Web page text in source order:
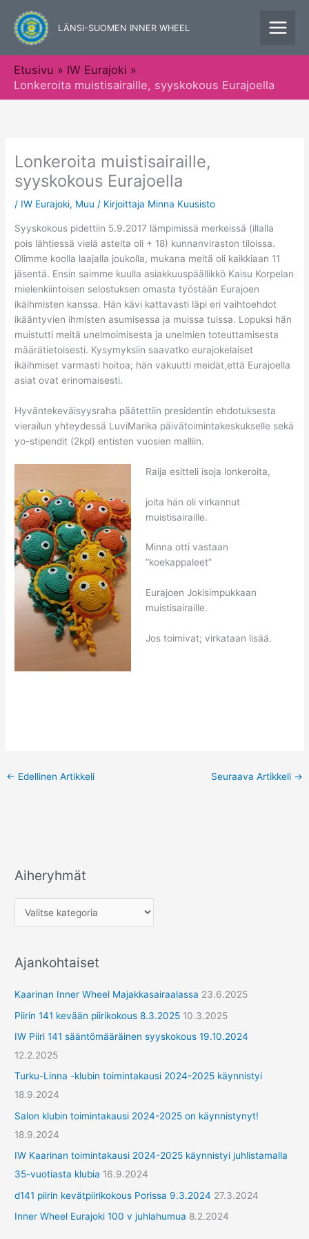
sisältöön
LÄNSI-SUOMEN INNER WHEEL
Etusivu
IW Eurajoki
Lonkeroita muistisairaille, syyskokous Eurajoella
Lonkeroita muistisairaille,
syyskokous Eurajoella
/ IW Eurajoki, Muu / Kirjoittaja Minna Kuusisto
Syyskokous pidettiin 5.9.2017 lämpimissä merkeissä (illalla
pois lähtiessä vielä asteita oli + 18) kunnanviraston tiloissa.
Olimme koolla laajalla joukolla, mukana meitä oli kaikkiaan 11
jäsentä. Ensin saimme kuulla asiakkuuspäällikkö Kaisu Korpelan
mielenkiintoisen selostuksen omasta työstään Eurajoen
ikäihmisten kanssa. Hän kävi kattavasti läpi eri vaihtoehdot
ikääntyvien ihmisten asumisessa ja muissa tuissa. Lopuksi hän
muistutti meitä unelmoimisesta ja unelmien toteuttamisesta
määrätietoisesti. Kysymyksiin saavatko eurajokelaiset
ikäihmiset varmasti hoitoa; hän vakuutti meidät,että Eurajoella
asiat ovat erinomaisesti.
Hyväntekeväisyysraha päätettiin presidentin ehdotuksesta
vierailun yhteydessä LuviMarika päivätoimintakeskukselle sekä
yo-stipendit (2kpl) entisten vuosien malliin.
Raija esitteli isoja lonkeroita,
joita hän oli virkannut
muistisairaille.
Minna otti vastaan
”koekappaleet”
Eurajoen Jokisimpukkaan
muistisairaille.
Jos toimivat; virkataan lisää.
← Edellinen Artikkeli Seuraava Artikkeli →
Aiheryhmät
A
e
y
t
Ajankohtaiset
Kaarinan Inner Wheel Majakkasairaalassa 23.6.2025
Piirin 141 kevään piirikokous 8.3.2025 10.3.2025
IW Piiri 141 sääntömääräinen syyskokous 19.10.2024
12.2.2025
Turku-Linna -klubin toimintakausi 2024-2025 käynnistyi
18.9.2024
Salon klubin toimintakausi 2024-2025 on käynnistynyt!
18.9.2024
IW Kaarinan toimintakausi 2024-2025 käynnistyi juhlistamalla
35-vuotiasta klubia 16.9.2024
d141 piirin kevätpiirikokous Porissa 9.3.2024 27.3.2024
Inner Wheel Eurajoki 100 v juhlahumua 8.2.2024